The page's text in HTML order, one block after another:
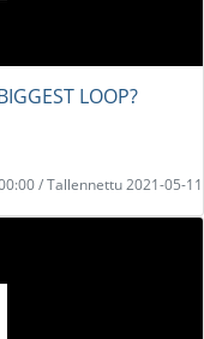
LOOP?
/ Tallennettu 2021-05-11